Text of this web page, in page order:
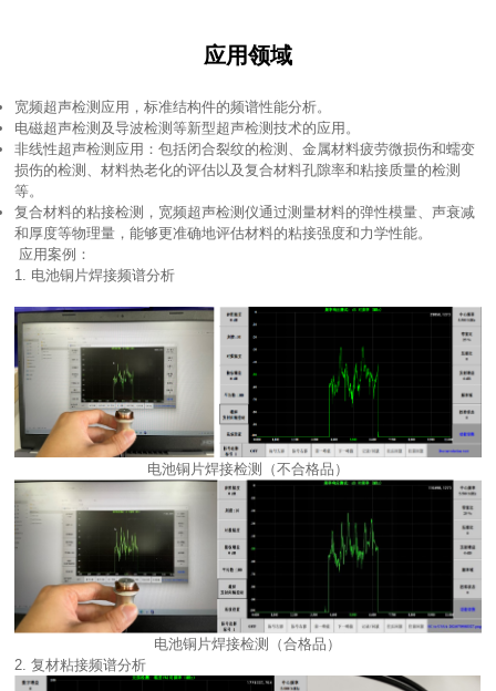
应用领域
宽频超声检测应用，标准结构件的频谱性能分析。
电磁超声检测及导波检测等新型超声检测技术的应用。
等。
和厚度等物理量，能够更准确地评估材料的粘接强度和力学性能。
应用案例：
1. 电池铜片焊接频谱分析
电池铜片焊接检测（不合格品）
电池铜片焊接检测（合格品）
2. 复材粘接频谱分析